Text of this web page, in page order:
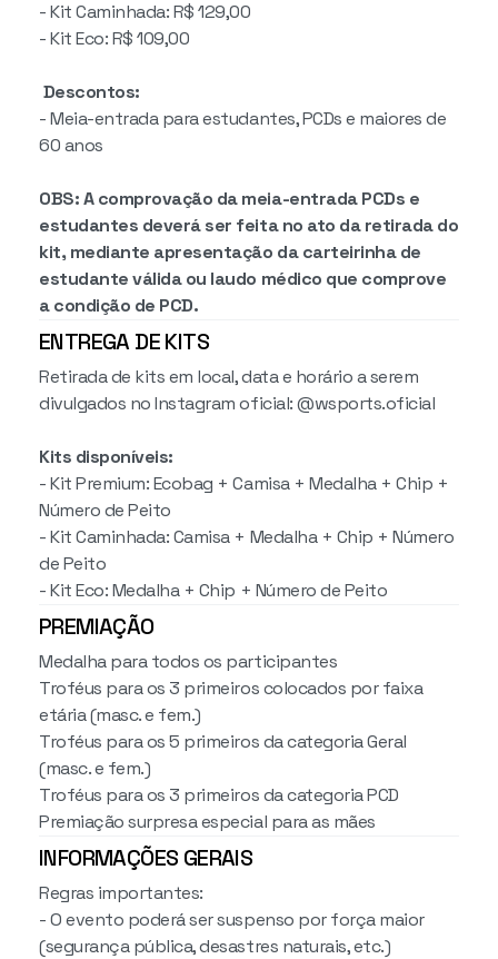
- Kit Caminhada: R$ 129,00
- Kit Eco: R$ 109,00
Descontos:
- Meia-entrada para estudantes, PCDs e maiores de
60 anos
OBS: A comprovação da meia-entrada PCDs e
estudantes deverá ser feita no ato da retirada do
kit, mediante apresentação da carteirinha de
estudante válida ou laudo médico que comprove
a condição de PCD.
ENTREGA DE KITS
Retirada de kits em local, data e horário a serem
divulgados no Instagram oficial: @wsports.oficial
Kits disponíveis:
- Kit Premium: Ecobag + Camisa + Medalha + Chip +
Número de Peito
- Kit Caminhada: Camisa + Medalha + Chip + Número
de Peito
- Kit Eco: Medalha + Chip + Número de Peito
PREMIAÇÃO
Medalha para todos os participantes
Troféus para os 3 primeiros colocados por faixa
etária (masc. e fem.)
Troféus para os 5 primeiros da categoria Geral
(masc. e fem.)
Troféus para os 3 primeiros da categoria PCD
Premiação surpresa especial para as mães
INFORMAÇÕES GERAIS
Regras importantes:
- O evento poderá ser suspenso por força maior
(segurança pública, desastres naturais, etc.)